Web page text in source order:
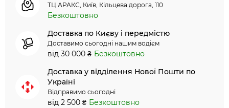
ТЦ АРАКС, Київ, Кільцева дорога, 110
Безкоштовно
Доставка по Києву і передмістю
Доставимо сьогодні нашим водієм
від 30 000 ₴ Безкоштовно
Доставка у відділення Нової Пошти по
Україні
Відправимо сьогодні
від 2 500 ₴ Безкоштовно